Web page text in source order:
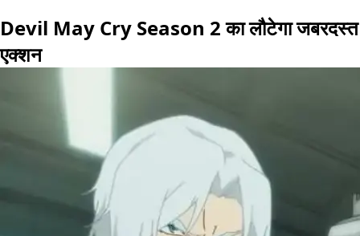
Devil May Cry Season 2 का लौटेगा जबरदस्त
एक्शन